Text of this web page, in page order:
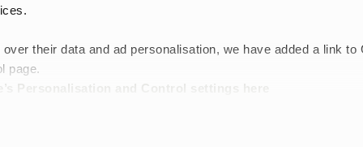
their data and ad personalisation, we have added a link to
page.
Personalisation and Control settings
? Si vous recherchez un modèle léger, élégant et intemporel, nos
: les matériaux utilisés sont conçus pour être facilement lavés à la
élégante et confortable, elle est aussi fabriquée en PU et
Beaucoup de nos vestes de pluie sont entièrement